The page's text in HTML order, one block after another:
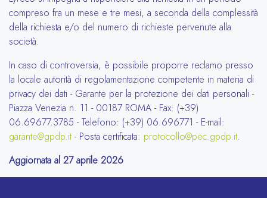
compreso fra un mese e tre mesi, a seconda della complessità
della richiesta e/o del numero di richieste pervenute alla
società.
In caso di controversia, è possibile proporre reclamo presso
la locale autorità di regolamentazione competente in materia di
privacy dei dati - Garante per la protezione dei dati personali -
Piazza Venezia n. 11 - 00187 ROMA - Fax: (+39)
06.69677.3785 - Telefono: (+39) 06.696771 - E-mail:
garante@gpdp.it- Posta certificata: protocollo@pec.gpdp.it.
Aggiornata al 27 aprile 2026